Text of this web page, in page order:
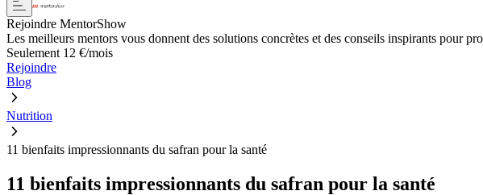
Rejoindre MentorShow
Les meilleurs mentors vous donnent des solutions concrètes et des conseils inspirants pour
Seulement 12 €/mois
Rejoindre
Blog
Nutrition
11 bienfaits impressionnants du safran pour la santé
11 bienfaits impressionnants du safran pour la santé